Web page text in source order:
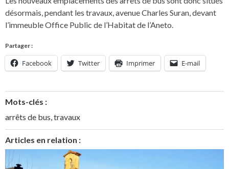
désormais, pendant les travaux, avenue Charles Suran, devant
l’immeuble Office Public de l’Habitat de l’Aneto.
Partager :
Facebook Twitter Imprimer E-mail
Mots-clés :
arrêts de bus travaux
Articles en relation :